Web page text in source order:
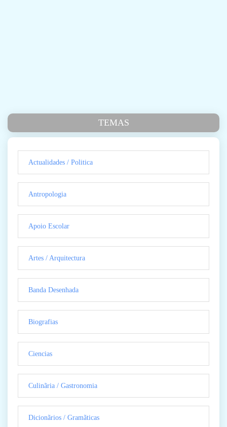
TEMAS
Actualidades / Politica
Antropologia
Apoio Escolar
Artes / Arquitectura
Banda Desenhada
Biografias
Ciencias
Culinãria / Gastronomia
Dicionãrios / Gramãticas